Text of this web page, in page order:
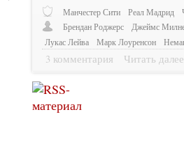
Манчестер Сити Реал Мадрид
Брендан Роджерс
Джеймс
Лукас Лейва
Марк Лоуренсон
3 комментария Читать далее